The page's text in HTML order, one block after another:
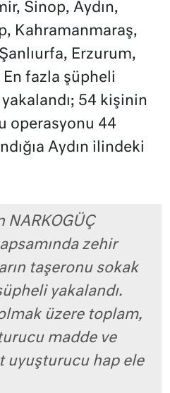
Sinop, Aydın,
Kahramanmaraş,
Erzurum,
fazla şüpheli
54 kişinin
operasyonu 44
Aydın ilindeki
NARKOGÜÇ
zehir
taşeronu sokak
yakalandı.
üzere toplam,
madde ve
uyuşturucu hap ele